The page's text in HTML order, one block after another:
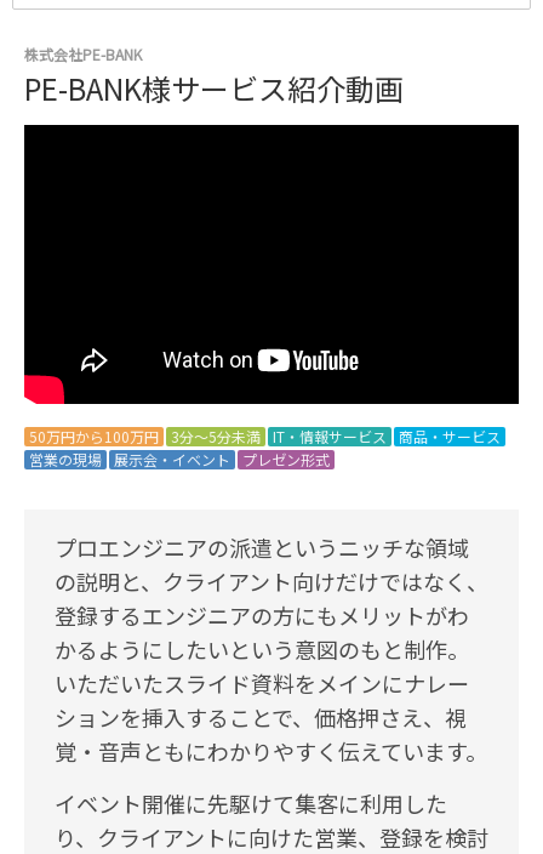
株式会社PE-BANK
PE-BANK様サービス紹介動画
50万円から100万円 3分～5分未満 IT・情報サービス
商品・サービス
営業の現場
展示会・イベント プレゼン形式
プロエンジニアの派遣というニッチな領域
の説明と、クライアント向けだけではなく、
登録するエンジニアの方にもメリットがわ
かるようにしたいという意図のもと制作。
いただいたスライド資料をメインにナレー
ションを挿入することで、価格押さえ、視
覚・音声ともにわかりやすく伝えています。
イベント開催に先駆けて集客に利用した
り、クライアントに向けた営業、登録を検討